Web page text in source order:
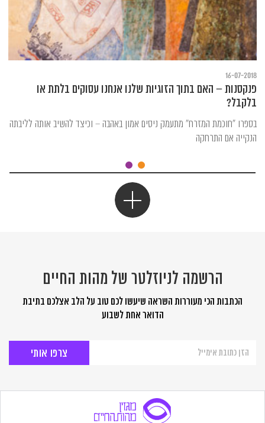
16-07-2018
פנקסנות – האם בתוך הזוגיות שלנו אנחנו עסוקים בלתת או
בלקבל?
בספרו "חוכמת המזרח" מתעמק ניסים אמון באהבה – וכיצד להשיב אותה לליבתה
הנקייה אם התרחקה
הרשמה לניוזלטר של מהות החיים
הכתבות הכי מעוררות השראה שיעשו לכם טוב על הלב אצלכם בתיבת
הדואר אחת לשבוע
לניוזלטר
החיים